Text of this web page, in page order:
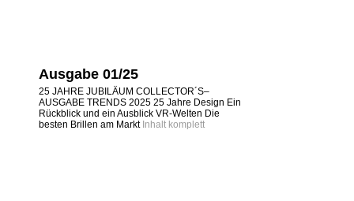
Ausgabe 01/25
25 JAHRE JUBILÄUM COLLECTOR´S–
AUSGABE TRENDS 2025 25 Jahre Design Ein
Rückblick und ein Ausblick VR-Welten Die
besten Brillen am Markt Inhalt komplett